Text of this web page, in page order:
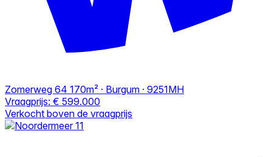
Zomerweg 64 170m² · Burgum · 9251MH
Vraagprijs: € 599.000
Verkocht boven de vraagprijs